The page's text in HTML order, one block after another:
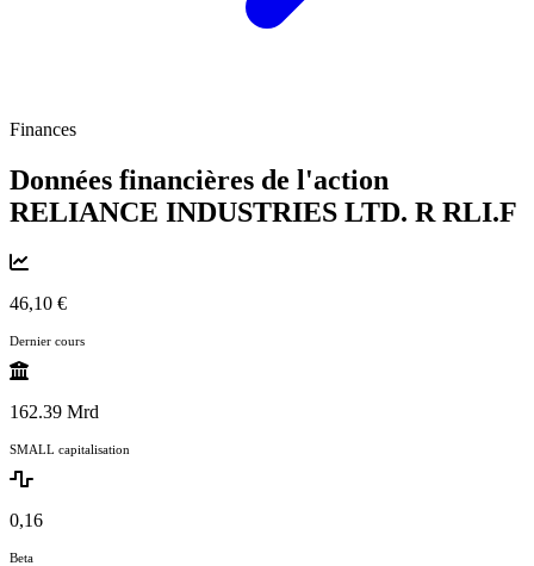
Finances
Données financières de l'action
RELIANCE INDUSTRIES LTD. R RLI.F
46,10 €
Dernier cours
162.39 Mrd
SMALL capitalisation
0,16
Beta